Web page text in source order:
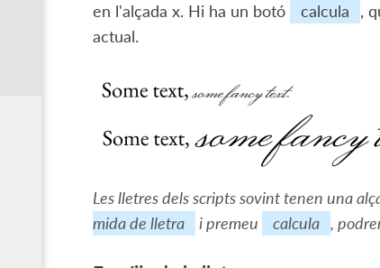
en l'alçada x. Hi ha un botó
calcula
,
actual.
Les lletres dels scripts sovint tenen una
mida de lletra
i premeu calcula ,